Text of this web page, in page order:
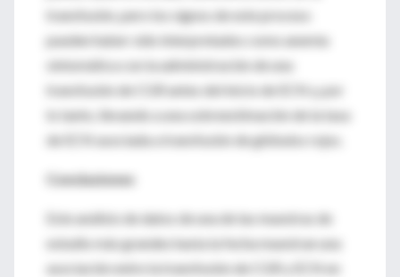
transfusión, pero los signos de este proceso
pueden haber sido interpretados como anemia
sintomática con la administración de una
transfusión de CGR antes del inicio de ECN y, por
lo tanto, llevando a una sobreestimación de la tasa
de ECN asociada a transfusión de glóbulos rojos.
Conclusiones
Este análisis de datos de una de las muestras de
estudio más grandes hasta la fecha muestran una
asociación entre la transfusión de CGR y ECN en